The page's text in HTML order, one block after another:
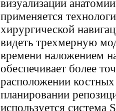
визуализации
применяется
хирургической
видеть трехмерную
времени наложением
обеспечивает более
расположении
планировании
используется система